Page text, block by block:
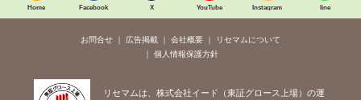
Home Facebook X YouTube Instagram line
お問合せ 広告掲載 会社概要
リセマムについて
個人情報保護方針
リセマムは、株式会社イード（東証グロース上場）の運